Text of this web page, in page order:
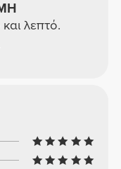
λεπτό.